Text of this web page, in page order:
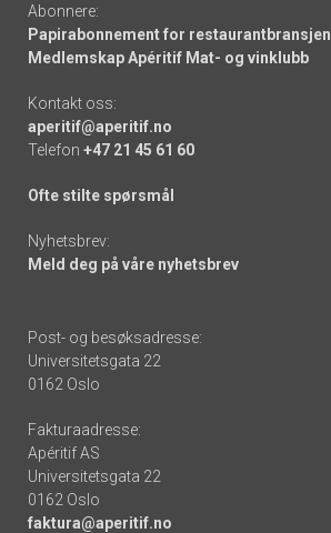
Abonnere:
Papirabonnement for restaurantbransjen
Medlemskap Apéritif Mat- og vinklubb
Kontakt oss:
aperitif@aperitif.no
Telefon +47 21 45 61 60
Ofte stilte spørsmål
Nyhetsbrev:
Meld deg på våre nyhetsbrev
Post- og besøksadresse:
Universitetsgata 22
0162 Oslo
Fakturaadresse:
Apéritif AS
Universitetsgata 22
0162 Oslo
faktura@aperitif.no